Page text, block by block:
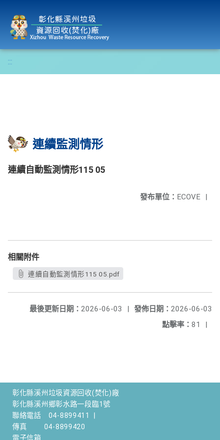
:::
連續監測情形
連續自動監測情形115 05
發布單位： ECOVE |
相關附件
連續自動監測情形115 05.pdf
發佈日期： 2026-06-03
最後更新日期： 2026-06-03
|
點擊率： 81 |
彰化縣溪州垃圾資源回收(焚化)廠
彰化縣溪州鄉彰水路一段臨1號
聯絡電話
04-8899411
傳真
04-8899420
電子信箱